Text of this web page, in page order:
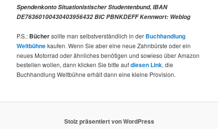
Spendenkonto Situationistischer Studentenbund, IBAN
DE76360100430403956432 BIC PBNKDEFF Kennwort: Weblog
P.S.: Büchersollte man selbstverständlich in der Buchhandlung
Weltbühnekaufen. Wenn Sie aber eine neue Zahnbürste oder ein
neues Motorrad oder ähnliches benötigen und sowieso über Amazon
bestellen wollen, dann klicken Sie bitte aufdiesen Link, die
Buchhandlung Weltbühne erhält dann eine kleine Provision.
Stolz präsentiert von WordPress